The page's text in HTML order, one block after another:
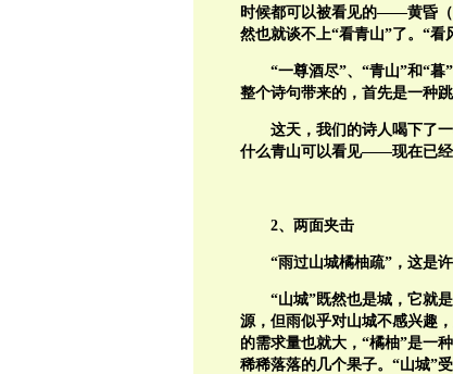
时候都可以被看见的——黄昏（
然也就谈不上“看青山”了。“看
“一尊酒尽”、“青山”和“
整个诗句带来的，首先是一种跳
这天，我们的诗人喝下了
什么青山可以看见——现在已经
2、两面夹击
“雨过山城橘柚疏”，这是
“山城”既然也是城，它就
源，但雨似乎对山城不感兴趣
的需求量也就大，“橘柚”是一
稀稀落落的几个果子。“山城”